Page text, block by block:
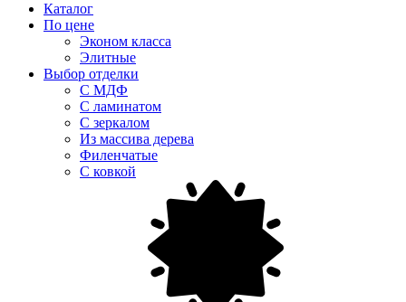
Каталог
По цене
Эконом класса
Элитные
Выбор отделки
С МДФ
С ламинатом
С зеркалом
Из массива дерева
Филенчатые
С ковкой